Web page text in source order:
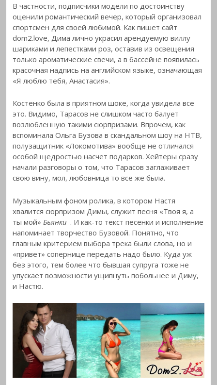
В частности, подписчики модели по достоинству
оценили романтический вечер, который организовал
спортсмен для своей любимой. Как пишет сайт
dom2.love, Дима лично украсил арендуемую виллу
шариками и лепестками роз, оставив из освещения
только ароматические свечи, а в бассейне появилась
красочная надпись на английском языке, означающая
«Я люблю тебя, Анастасия».
Костенко была в приятном шоке, когда увидела все
это. Видимо, Тарасов не слишком часто балует
возлюбленную такими сюрпризами. Впрочем, как
вспоминала Ольга Бузова в скандальном шоу на НТВ,
полузащитник «Локомотива» вообще не отличался
особой щедростью насчет подарков. Хейтеры сразу
начали разговоры о том, что Тарасов заглаживает
свою вину, мол, любовница то все же была.
Музыкальным фоном ролика, в котором Настя
хвалится сюрпризом Димы, служит песня «Твоя я, а
ты мой» Бьянки . И как-то текст песенки и исполнение
напоминает творчество Бузовой. Понятно, что
главным критерием выбора трека были слова, но и
«привет» сопернице передать надо было. Куда уж
без этого, тем более что бывшая супруга тоже не
упускает возможности ущипнуть побольнее и Диму,
и Настю.